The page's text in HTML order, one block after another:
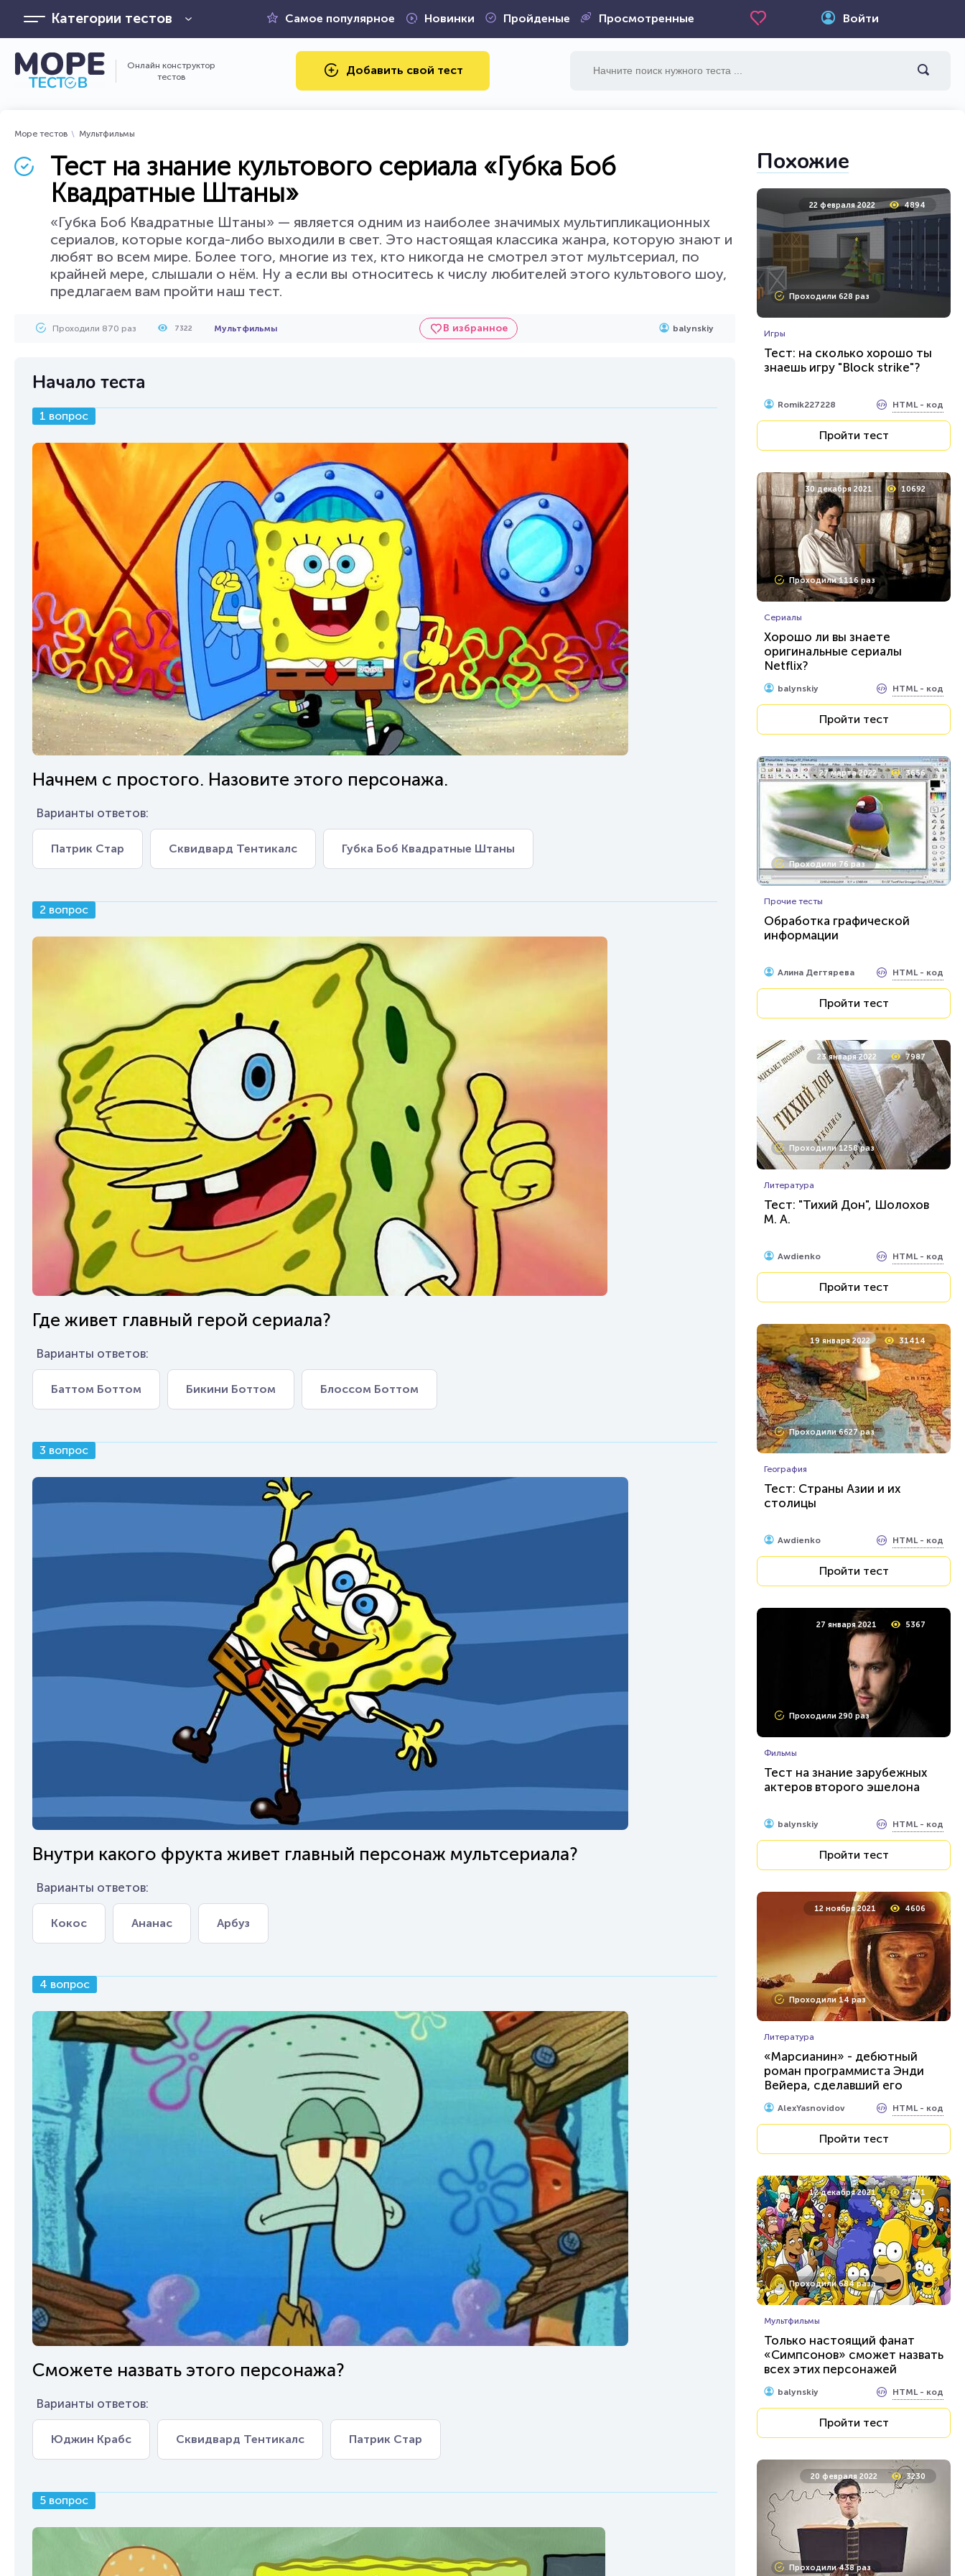
Категории тестов Самое популярное Новинки Пройденые Просмотренные Войти
Онлайн конструктор
тестов
Добавить свой тест
Море тестов Мультфильмы
Тест на знание культового сериала «Губка Боб
Квадратные Штаны»
«Губка Боб Квадратные Штаны» — является одним из наиболее значимых мультипликационных
сериалов, которые когда-либо выходили в свет. Это настоящая классика жанра, которую знают и
любят во всем мире. Более того, многие из тех, кто никогда не смотрел этот мультсериал, по
крайней мере, слышали о нём. Ну а если вы относитесь к числу любителей этого культового шоу,
предлагаем вам пройти наш тест.
Проходили 870 раз 7322 Мультфильмы В избранное balynskiy
Начало теста
1 вопрос
Начнем с простого. Назовите этого персонажа.
Варианты ответов:
Патрик Стар Сквидвард Тентикалс Губка Боб Квадратные Штаны
2 вопрос
Где живет главный герой сериала?
Варианты ответов:
Баттом Боттом Бикини Боттом Блоссом Боттом
3 вопрос
Внутри какого фрукта живет главный персонаж мультсериала?
Варианты ответов:
Кокос Ананас Арбуз
4 вопрос
Сможете назвать этого персонажа?
Варианты ответов:
Юджин Крабс Сквидвард Тентикалс Патрик Стар
5 вопрос
Похожие
22 февраля 2022 4894
Проходили 628 раз
Игры
Тест: на сколько хорошо ты
знаешь игру "Block strike"?
Romik227228 HTML - код
Пройти тест
30 декабря 2021 10692
Проходили 1116 раз
Сериалы
Хорошо ли вы знаете
оригинальные сериалы
Netflix?
balynskiy HTML - код
Пройти тест
27 марта 2022 3656
Проходили 76 раз
Прочие тесты
Обработка графической
информации
Алина Дегтярева HTML - код
Пройти тест
23 января 2022 7987
Проходили 1258 раз
Литература
Тест: "Тихий Дон", Шолохов
М. А.
Awdienko HTML - код
Пройти тест
19 января 2022 31414
Проходили 6627 раз
География
Тест: Страны Азии и их
столицы
Awdienko HTML - код
Пройти тест
27 января 2021 5367
Проходили 290 раз
Фильмы
Тест на знание зарубежных
актеров второго эшелона
balynskiy HTML - код
Пройти тест
12 ноября 2021 4606
Проходили 14 раз
Литература
«Марсианин» - дебютный
роман программиста Энди
Вейера, сделавший его
богатым и известным
AlexYasnovidov HTML - код
Пройти тест
12 декабря 2021 7471
Проходили 684 раза
Мультфильмы
Только настоящий фанат
«Симпсонов» сможет назвать
всех этих персонажей
balynskiy HTML - код
Пройти тест
20 февраля 2022 3230
Проходили 438 раз